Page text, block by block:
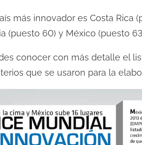
más innovador es Costa Rica
(puesto 60) y México (puesto
conocer con más detalle el
que se usaron para la